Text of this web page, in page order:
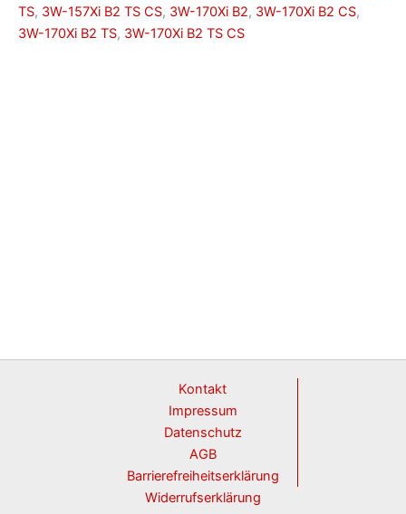
7/9
Menge
TS, 3W-157Xi B2 TS CS, 3W-170Xi B2, 3W-170Xi B2 CS,
3W-170Xi B2 TS, 3W-170Xi B2 TS CS
Kontakt
Impressum
Datenschutz
AGB
Barrierefreiheitserklärung
Widerrufserklärung